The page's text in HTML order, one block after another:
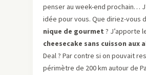
penser au week-end prochain…
idée pour vous. Que diriez-vous
nique de gourmet ? J’apporte
cheesecake sans cuisson aux
Deal ? Par contre si on pouvait
périmètre de 200 km autour de